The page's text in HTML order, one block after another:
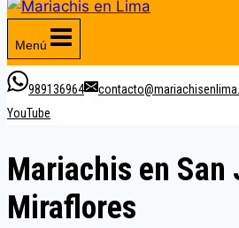
Menú
989136964
YouTube
Mariachis en San
Miraflores